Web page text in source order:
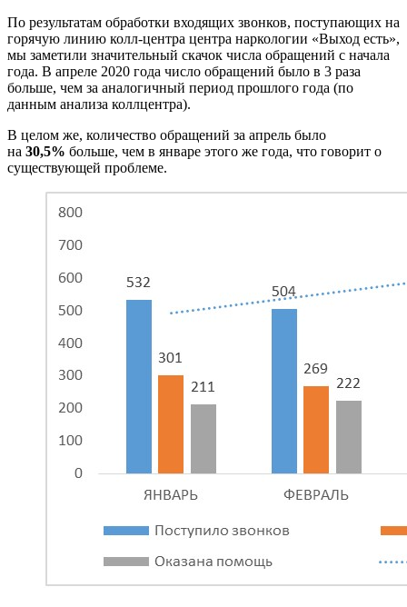
По результатам обработки входящих звонков, поступающих на
горячую линию колл-центра центра наркологии «Выход есть»,
мы заметили значительный скачок числа обращений с начала
года. В апреле 2020 года число обращений было в 3 раза
больше, чем за аналогичный период прошлого года (по
данным анализа коллцентра).
В целом же, количество обращений за апрель было
на 30,5% больше, чем в январе этого же года, что говорит о
существующей проблеме.